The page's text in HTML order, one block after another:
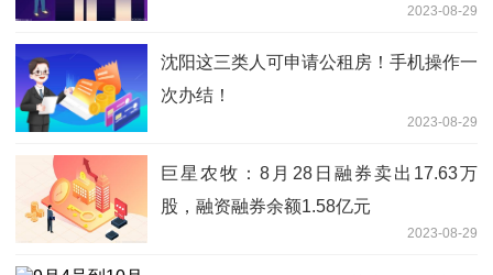
2023-08-29
沈阳这三类人可申请公租房！手机操作一
次办结！
2023-08-29
巨星农牧：8月28日融券卖出17.63万
股，融资融券余额1.58亿元
2023-08-29